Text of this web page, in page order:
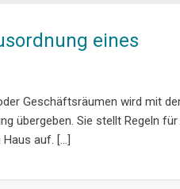
eines
Geschäftsräumen wird mit
übergeben. Sie stellt Regeln für
auf. […]